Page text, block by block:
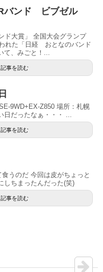
バンド ビブゼル
大賞」 全国大会グランプ
れた「日経 おとなのバンド
て、みごと！...
記事を読む
9WD+EX-Z850 場所：札幌
日だったなぁ・・・ ...
記事を読む
うのだ 今回は皮がちょっと
しちまったんだった(笑)
記事を読む